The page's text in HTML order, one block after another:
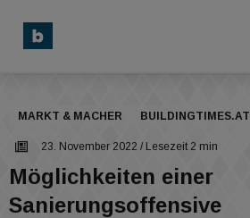
MARKT & MACHER BUILDINGTIMES.AT
23. November 2022 / Lesezeit 2 min
Möglichkeiten einer
Sanierungsoffensive